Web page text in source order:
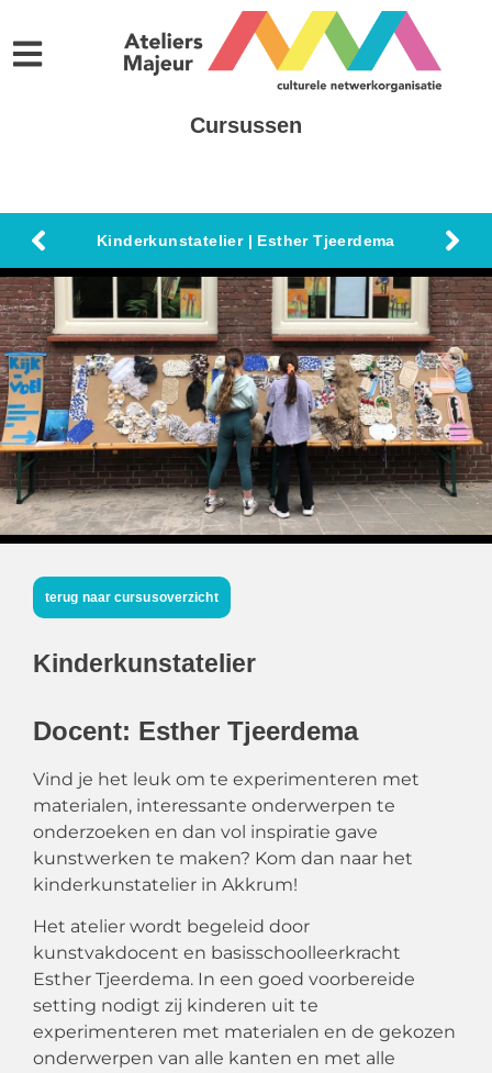
Cursussen
Kinderkunstatelier | Esther Tjeerdema
terug naar cursusoverzicht
Kinderkunstatelier
Docent: Esther Tjeerdema
Vind je het leuk om te experimenteren met
materialen, interessante onderwerpen te
onderzoeken en dan vol inspiratie gave
kunstwerken te maken? Kom dan naar het
kinderkunstatelier in Akkrum!
Het atelier wordt begeleid door
kunstvakdocent en basisschoolleerkracht
Esther Tjeerdema. In een goed voorbereide
setting nodigt zij kinderen uit te
experimenteren met materialen en de gekozen
onderwerpen van alle kanten en met alle